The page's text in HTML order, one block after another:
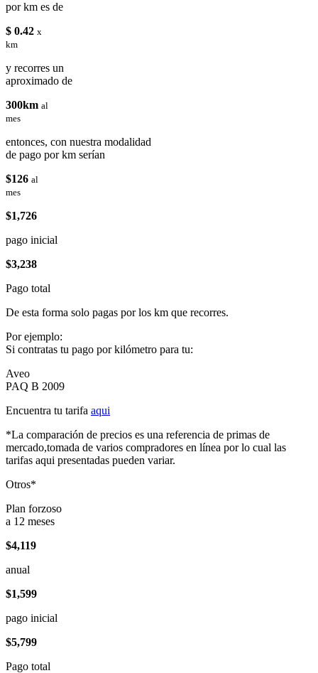
por km es de
$ 0.42 x
km
y recorres un
aproximado de
300km al
mes
entonces, con nuestra modalidad
de pago por km serían
$126 al
mes
$1,726
pago inicial
$3,238
Pago total
De esta forma solo pagas por los km que recorres.
Por ejemplo:
Si contratas tu pago por kilómetro para tu:
Aveo
PAQ B 2009
Encuentra tu tarifa aqui
*La comparación de precios es una referencia de primas de
mercado,tomada de varios compradores en línea por lo cual las
tarifas aqui presentadas pueden variar.
Otros*
Plan forzoso
a 12 meses
$4,119
anual
$1,599
pago inicial
$5,799
Pago total